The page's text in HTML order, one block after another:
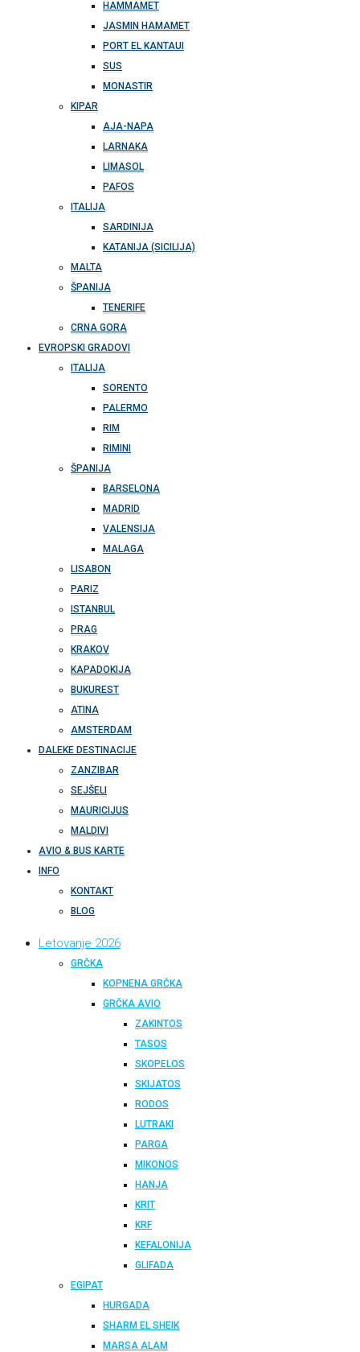
HAMMAMET
JASMIN HAMAMET
PORT EL KANTAUI
SUS
MONASTIR
KIPAR
AJA-NAPA
LARNAKA
LIMASOL
PAFOS
ITALIJA
SARDINIJA
KATANIJA (SICILIJA)
MALTA
ŠPANIJA
TENERIFE
CRNA GORA
EVROPSKI GRADOVI
ITALIJA
SORENTO
PALERMO
RIM
RIMINI
ŠPANIJA
BARSELONA
MADRID
VALENSIJA
MALAGA
LISABON
PARIZ
ISTANBUL
PRAG
KRAKOV
KAPADOKIJA
BUKUREST
ATINA
AMSTERDAM
DALEKE DESTINACIJE
ZANZIBAR
SEJŠELI
MAURICIJUS
MALDIVI
AVIO & BUS KARTE
INFO
KONTAKT
BLOG
Letovanje 2026
GRČKA
KOPNENA GRČKA
GRČKA AVIO
ZAKINTOS
TASOS
SKOPELOS
SKIJATOS
RODOS
LUTRAKI
PARGA
MIKONOS
HANJA
KRIT
KRF
KEFALONIJA
GLIFADA
EGIPAT
HURGADA
SHARM EL SHEIK
MARSA ALAM